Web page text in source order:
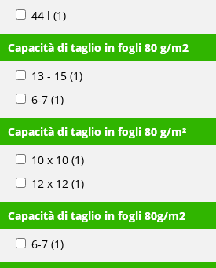
44 l (1)
Capacità di taglio in fogli 80 g/m2
13 - 15 (1)
6-7 (1)
Capacità di taglio in fogli 80 g/m²
10 x 10 (1)
12 x 12 (1)
Capacità di taglio in fogli 80g/m2
6-7 (1)